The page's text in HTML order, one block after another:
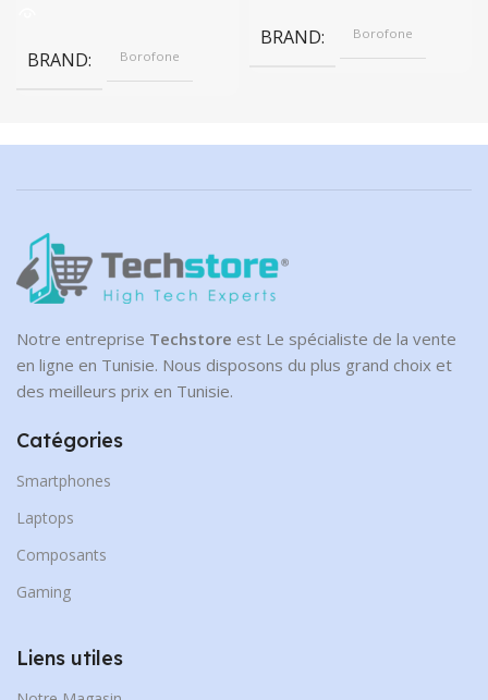
BRAND Borofone
BRAND Borofone
Notre entreprise Techstore est Le spécialiste de la vente
en ligne en Tunisie. Nous disposons du plus grand choix et
des meilleurs prix en Tunisie.
Catégories
Smartphones
Laptops
Composants
Gaming
Liens utiles